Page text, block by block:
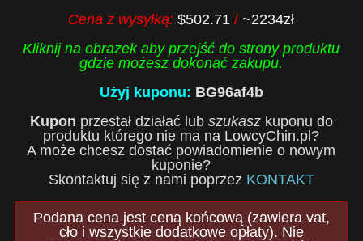
Cena z wysyłką:$502.71/~2234zł
Kliknij na obrazek aby przejść do strony produktu
gdzie możesz dokonać zakupu.
Użyj kuponu: BG96af4b
Kupon przestał działać lub szukaszkuponu do
produktu którego nie ma na LowcyChin.pl?
A może chcesz dostać powiadomienie o nowym
kuponie?
Skontaktuj się z nami poprzez KONTAKT
Podana cena jest ceną końcową (zawiera vat,
cło i wszystkie dodatkowe opłaty). Nie